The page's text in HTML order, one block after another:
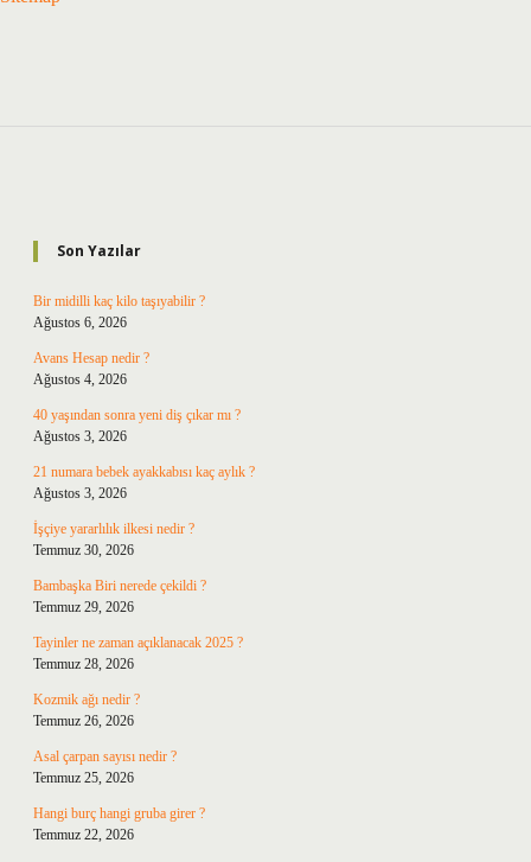
Son Yazılar
Bir midilli kaç kilo taşıyabilir ?
Ağustos 6, 2026
Avans Hesap nedir ?
Ağustos 4, 2026
40 yaşından sonra yeni diş çıkar mı ?
Ağustos 3, 2026
21 numara bebek ayakkabısı kaç aylık ?
Ağustos 3, 2026
İşçiye yararlılık ilkesi nedir ?
Temmuz 30, 2026
Bambaşka Biri nerede çekildi ?
Temmuz 29, 2026
Tayinler ne zaman açıklanacak 2025 ?
Temmuz 28, 2026
Kozmik ağı nedir ?
Temmuz 26, 2026
Asal çarpan sayısı nedir ?
Temmuz 25, 2026
Hangi burç hangi gruba girer ?
Temmuz 22, 2026